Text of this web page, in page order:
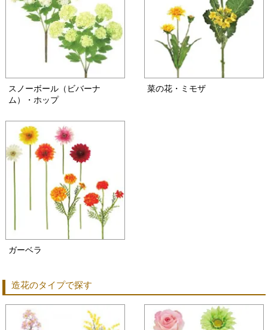
スノーボール（ビバーナ
ム）・ホップ
菜の花・ミモザ
ガーベラ
造花のタイプで探す